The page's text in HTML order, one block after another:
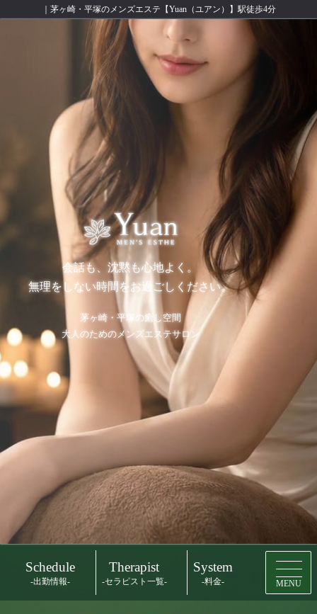
｜茅ヶ崎・平塚のメンズエステ【Yuan（ユアン）】駅徒歩4分
会話も、沈黙も心地よく。
無理をしない時間をお過ごしください。
茅ヶ崎・平塚の癒し空間
大人のためのメンズエステサロン
Schedule
-出勤情報-
Therapist
-セラピスト一覧-
System
-料金- MENU